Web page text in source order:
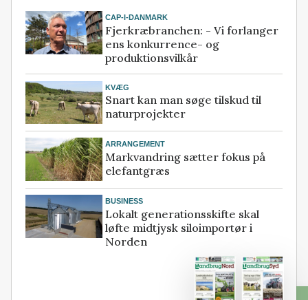
CAP-I-DANMARK
Fjerkræbranchen: - Vi forlanger
ens konkurrence- og
produktionsvilkår
KVÆG
Snart kan man søge tilskud til
naturprojekter
ARRANGEMENT
Markvandring sætter fokus på
elefantgræs
BUSINESS
Lokalt generationsskifte skal
løfte midtjysk siloimportør i
Norden